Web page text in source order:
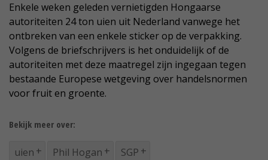
Enkele weken geleden vernietigden Hongaarse
autoriteiten 24 ton uien uit Nederland vanwege het
ontbreken van een enkele sticker op de verpakking.
Volgens de briefschrijvers is het onduidelijk of de
autoriteiten met deze maatregel zijn ingegaan tegen
bestaande Europese wetgeving over handelsnormen
voor fruit en groente.
Bekijk meer over:
uien Phil Hogan SGP